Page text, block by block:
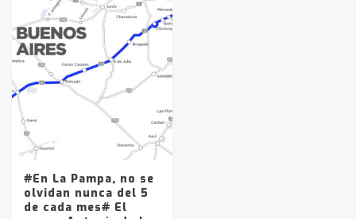
#En La Pampa, no se
olvidan nunca del 5
de cada mes# El